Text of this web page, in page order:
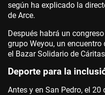
según ha explicado la
de Arce.
Después habrá un
grupo Weyou, un
el Bazar Solidario de
Deporte para la
Antes y en San Pedro, el